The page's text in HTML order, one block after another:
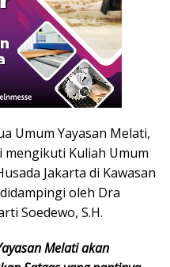
Umum Yayasan Melati,
mengikuti Kuliah Umum
Jakarta di Kawasan
oleh Dra
Soedewo, S.H.
Melati akan